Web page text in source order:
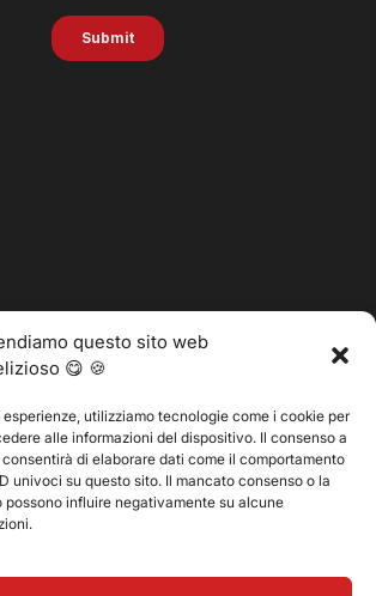
questo sito web
😋 🍪
utilizziamo tecnologie come i cookie per
alle informazioni del dispositivo. Il consenso a
di elaborare dati come il comportamento
univoci su questo sito. Il mancato consenso o la
possono influire negativamente su alcune
Vertitech. Tutti i diritti riservati.
Informativa sulla privacy